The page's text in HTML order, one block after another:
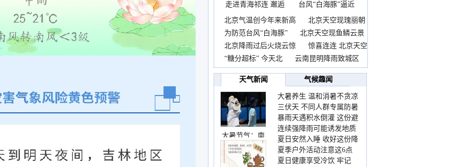
走进青海祁连 邂逅
一
台风“白海豚”逼近
北京气温创今年来新高
北京天空现瑰丽朝
霞
为防范台风“白海豚”
北京天空现鱼鳞云景
观
北京降雨过后火烧云惊
惊喜连连 北京天空
现
“糖分超标” 今天北
云南昆明降雨致城区
主
天气新闻
气候趣闻
大暑节气：南
大暑养生 温和消暑不贪凉
三伏天 不同人群专属防暑
要点请收好
暴雨天遇积水倒灌 这份避
险提示请收好
连续强降雨可能诱发地质
灾害 这些前兆要知道
夏日安然入睡 收好这份降
温小贴士
夏季户外活动注意这6点
防暑健身两不误
夏日健康享受冷饮 牢记